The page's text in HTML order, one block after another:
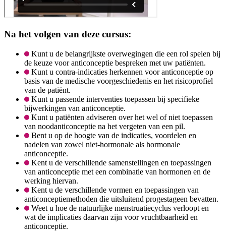
Na het volgen van deze cursus:
Kunt u de belangrijkste overwegingen die een rol spelen bij
de keuze voor anticonceptie bespreken met uw patiënten.
Kunt u contra-indicaties herkennen voor anticonceptie op
basis van de medische voorgeschiedenis en het risicoprofiel
van de patiënt.
Kunt u passende interventies toepassen bij specifieke
bijwerkingen van anticonceptie.
Kunt u patiënten adviseren over het wel of niet toepassen
van noodanticonceptie na het vergeten van een pil.
Bent u op de hoogte van de indicaties, voordelen en
nadelen van zowel niet-hormonale als hormonale
anticonceptie.
Kent u de verschillende samenstellingen en toepassingen
van anticonceptie met een combinatie van hormonen en de
werking hiervan.
Kent u de verschillende vormen en toepassingen van
anticonceptiemethoden die uitsluitend progestageen bevatten.
Weet u hoe de natuurlijke menstruatiecyclus verloopt en
wat de implicaties daarvan zijn voor vruchtbaarheid en
anticonceptie.